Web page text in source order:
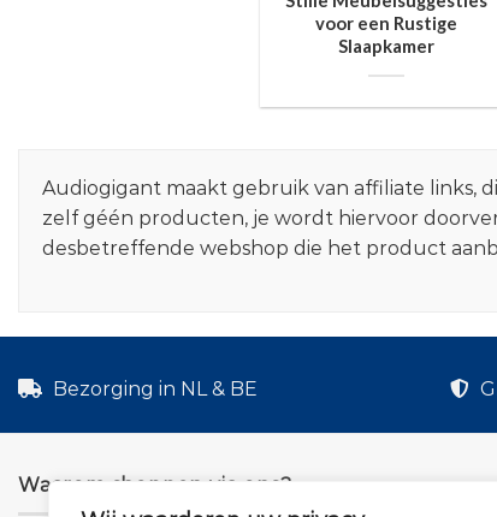
voor een Rustige
Slaapkamer
Audiogigant maakt gebruik van affiliate links,
zelf géén producten, je wordt hiervoor
desbetreffende webshop die het product
Bezorging in NL & BE
Waarom shoppen via ons?